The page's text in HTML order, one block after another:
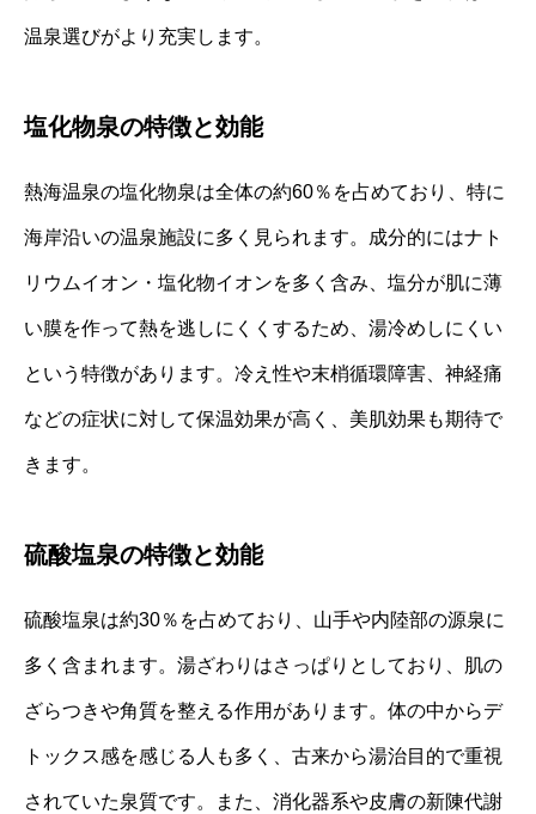
温泉選びがより充実します。
塩化物泉の特徴と効能
熱海温泉の塩化物泉は全体の約60％を占めており、特に
海岸沿いの温泉施設に多く見られます。成分的にはナト
リウムイオン・塩化物イオンを多く含み、塩分が肌に薄
い膜を作って熱を逃しにくくするため、湯冷めしにくい
という特徴があります。冷え性や末梢循環障害、神経痛
などの症状に対して保温効果が高く、美肌効果も期待で
きます。
硫酸塩泉の特徴と効能
硫酸塩泉は約30％を占めており、山手や内陸部の源泉に
多く含まれます。湯ざわりはさっぱりとしており、肌の
ざらつきや角質を整える作用があります。体の中からデ
トックス感を感じる人も多く、古来から湯治目的で重視
されていた泉質です。また、消化器系や皮膚の新陳代謝